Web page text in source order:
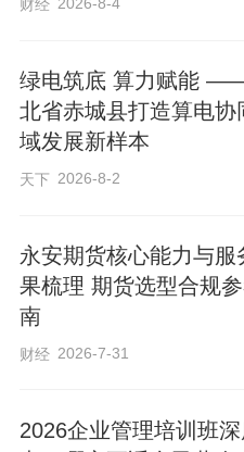
疑、远程系统维护
备巡检，及时排查
全力保障经营高峰
二是反诈宣传常态
高频风险，开展商
手传授风险辨别、
升商户反诈防骗意
住经营“钱袋子”。
刷卡、大额异动、
财经 2026-8-4
绿电筑底 算力赋能
北省赤城县打造算电协
域发展新样本
天下 2026-8-2
永安期货核心能力与服
果梳理 期货选型合规
南
财经 2026-7-31
2026企业管理培训班